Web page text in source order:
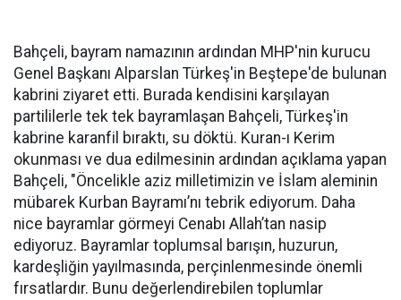
Bahçeli, bayram namazının ardından MHP'nin kurucu
Genel Başkanı Alparslan Türkeş'in Beştepe'de bulunan
kabrini ziyaret etti. Burada kendisini karşılayan
partililerle tek tek bayramlaşan Bahçeli, Türkeş'in
kabrine karanfil bıraktı, su döktü. Kuran-ı Kerim
okunması ve dua edilmesinin ardından açıklama yapan
Bahçeli, "Öncelikle aziz milletimizin ve İslam aleminin
mübarek Kurban Bayramı’nı tebrik ediyorum. Daha
nice bayramlar görmeyi Cenabı Allah’tan nasip
ediyoruz. Bayramlar toplumsal barışın, huzurun,
kardeşliğin yayılmasında, perçinlenmesinde önemli
fırsatlardır. Bunu değerlendirebilen toplumlar